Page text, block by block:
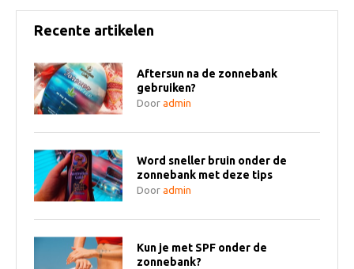
Recente artikelen
Aftersun na de zonnebank
gebruiken?
Door admin
Word sneller bruin onder de
zonnebank met deze tips
Door admin
Kun je met SPF onder de
zonnebank?